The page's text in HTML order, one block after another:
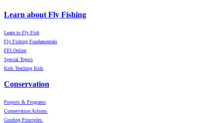
Learn about Fly Fishing
Learn to Fly Fish
Fly Fishing Fundamentals
FFI Online
Special Topics
Kids Teaching Kids
Conservation
Projects & Programs
Conservation Actions
Guiding Principles